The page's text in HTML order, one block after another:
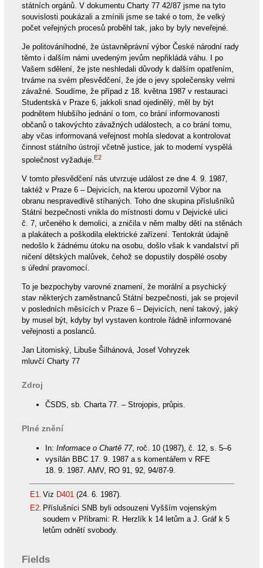
státních orgánů. V dokumentu Charty 77 42/87 jsme na tyto
souvislosti poukázali a zmínili jsme se také o tom, že velký
počet veřejných procesů proběhl tak, jako by byly neveřejné.
Je politováníhodné, že ústavněprávní výbor České národní rady
těmto i dalším námi uvedeným jevům nepřikládá váhu. I po
Vašem sdělení, že jste neshledali důvody k dalším opatřením,
trváme na svém přesvědčení, že jde o jevy společensky velmi
závažné. Soudíme, že případ z 18. května 1987 v restauraci
Studentská v Praze 6, jakkoli snad ojedinělý, měl by být
podnětem hlubšího jednání o tom, co brání informovanosti
občanů o takovýchto závažných událostech, a co brání tomu,
aby včas informovaná veřejnost mohla sledovat a kontrolovat
činnost státního ústrojí včetně justice, jak to moderní vyspělá
společnost vyžaduje.E2
V tomto přesvědčení nás utvrzuje událost ze dne 4. 9. 1987,
taktéž v Praze 6 – Dejvicích, na kterou upozornil Výbor na
obranu nespravedlivě stíhaných. Toho dne skupina příslušníků
Státní bezpečnosti vnikla do místnosti domu v Dejvické ulici
č. 7, určeného k demolici, a zničila v něm malby dětí na stěnách
a plakátech a poškodila elektrické zařízení. Tentokrát údajně
nedošlo k žádnému útoku na osobu, došlo však k vandalství při
ničení dětských malůvek, čehož se dopustily dospělé osoby
s úřední pravomocí.
To je bezpochyby varovné znamení, že morální a psychický
stav některých zaměstnanců Státní bezpečnosti, jak se projevil
v posledních měsících v Praze 6 – Dejvicích, není takový, jaký
by musel být, kdyby byl vystaven kontrole řádně informované
veřejnosti a poslanců.
Jan Litomiský, Libuše Šilhánová, Josef Vohryzek
mluvčí Charty 77
Zdroj
ČSDS, sb. Charta 77. – Strojopis, průpis.
Plné znění
In: Informace o Chartě 77, roč. 10 (1987), č. 12, s. 5–6
vysílán BBC 17. 9. 1987 a s komentářem v RFE
18. 9. 1987. AMV, RO 91, 92, 94/87-9.
E1. Viz D401 (24. 6. 1987).
E2. Příslušníci SNB byli odsouzeni Vyšším vojenským
soudem v Příbrami: R. Herzlík k 14 letům a J. Gráf k 5
letům odnětí svobody.
Fields